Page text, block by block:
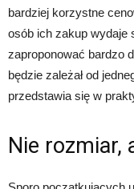
bardziej korzystne
osób ich zakup wydaje
zaproponować bardzo
będzie zależał od
przedstawia się w
Nie rozmiar,